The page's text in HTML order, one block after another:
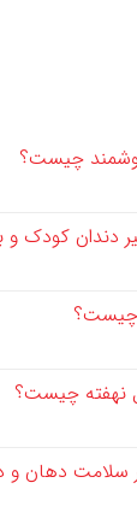
چیست؟
دندان کودک
چیست؟
نهفته چیست؟
سلامت دهان و